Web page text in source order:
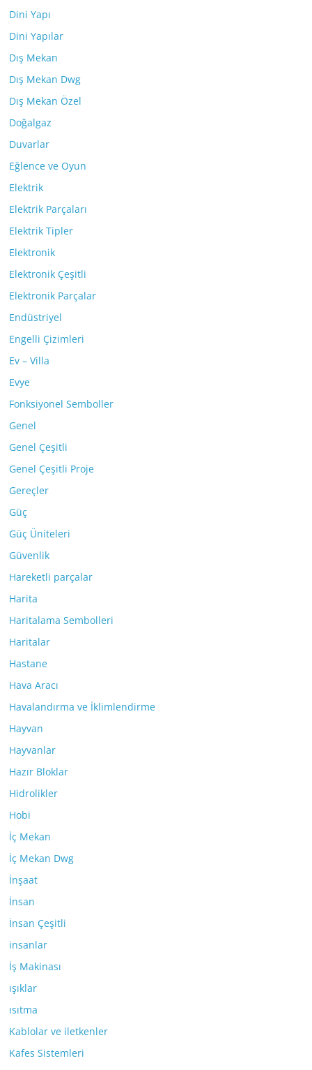
Dini Yapı
Dini Yapılar
Dış Mekan
Dış Mekan Dwg
Dış Mekan Özel
Doğalgaz
Duvarlar
Eğlence ve Oyun
Elektrik
Elektrik Parçaları
Elektrik Tipler
Elektronik
Elektronik Çeşitli
Elektronik Parçalar
Endüstriyel
Engelli Çizimleri
Ev – Villa
Evye
Fonksiyonel Semboller
Genel
Genel Çeşitli
Genel Çeşitli Proje
Gereçler
Güç
Güç Üniteleri
Güvenlik
Hareketli parçalar
Harita
Haritalama Sembolleri
Haritalar
Hastane
Hava Aracı
Havalandırma ve İklimlendirme
Hayvan
Hayvanlar
Hazır Bloklar
Hidrolikler
Hobi
İç Mekan
İç Mekan Dwg
İnşaat
İnsan
İnsan Çeşitli
insanlar
İş Makinası
ışıklar
ısıtma
Kablolar ve iletkenler
Kafes Sistemleri